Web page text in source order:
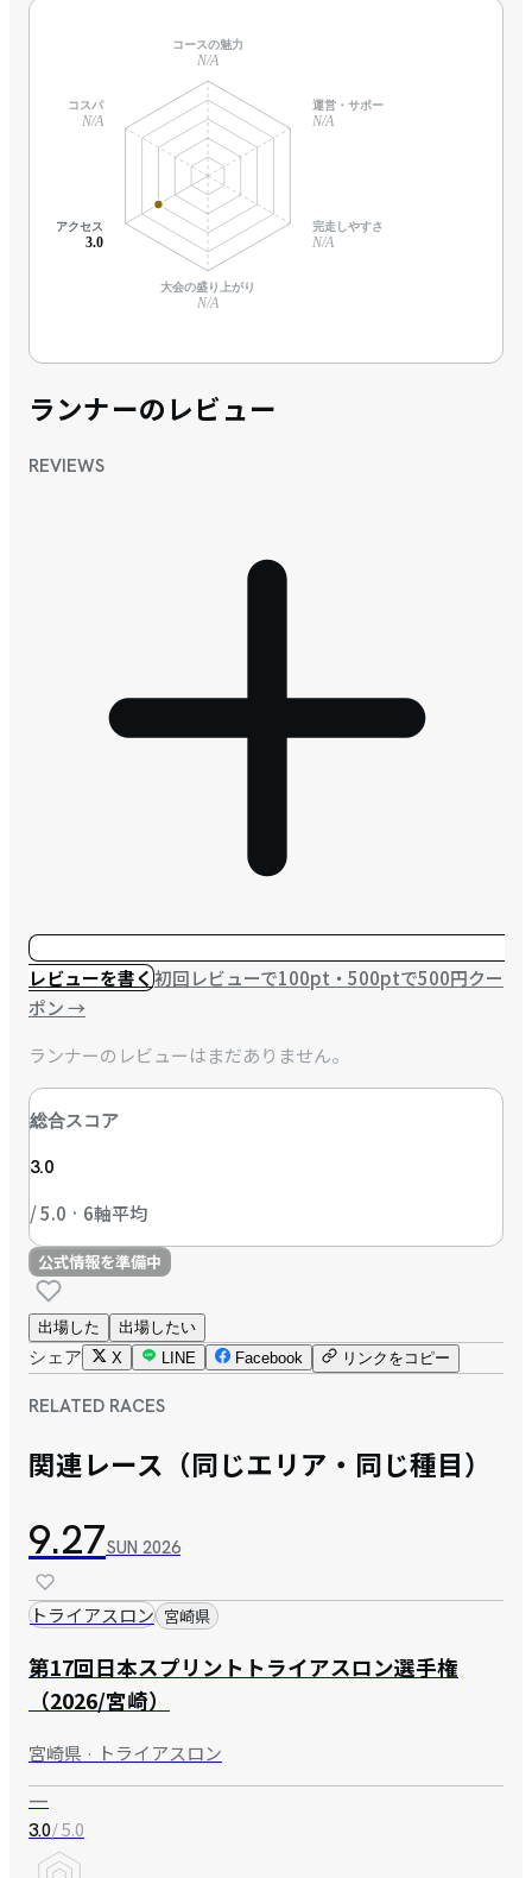
コースの魅力
N/A
運営・サポート
N/A
完走しやすさ
N/A
大会の盛り上がり
N/A
アクセス
3.0
コスパ
N/A
ランナーのレビュー
REVIEWS
レビューを書く初回レビューで100pt・500ptで500円クー
ポン→
ランナーのレビューはまだありません。
総合スコア
3.0
/ 5.0 · 6軸平均
公式情報を準備中
出場した 出場したい
シェア X LINE Facebook リンクをコピー
RELATED RACES
関連レース（同じエリア・同じ種目）
9.27SUN 2026
トライアスロン 宮崎県
第17回日本スプリントトライアスロン選手権
（2026/宮崎）
宮崎県 · トライアスロン
—
3.0/ 5.0